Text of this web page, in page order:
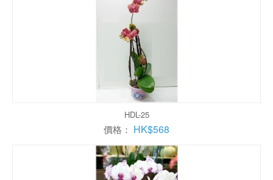
HDL-25
價格： HK$568